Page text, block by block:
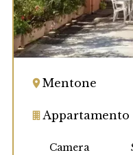
Mentone
Appartamento
Camera